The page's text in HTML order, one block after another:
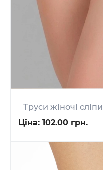
Труси жіночі сліпи
Ціна: 102.00 грн.